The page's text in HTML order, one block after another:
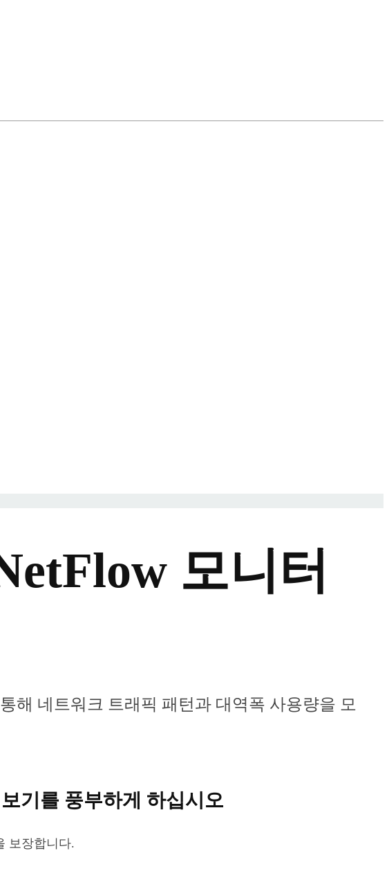
모니터
네트워크 트래픽 패턴과 대역폭 사용량을 모
기를 풍부하게 하십시오
보장합니다.